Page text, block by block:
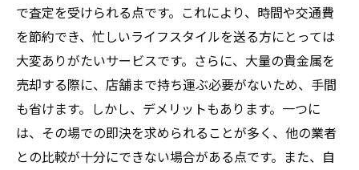
で査定を受けられる点です。これにより、時間や交通費
を節約でき、忙しいライフスタイルを送る方にとっては
大変ありがたいサービスです。さらに、大量の貴金属を
売却する際に、店舗まで持ち運ぶ必要がないため、手間
も省けます。しかし、デメリットもあります。一つに
は、その場での即決を求められることが多く、他の業者
との比較が十分にできない場合がある点です。また、自